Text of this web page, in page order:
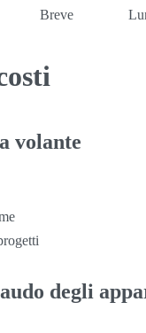
Breve
volante
degli